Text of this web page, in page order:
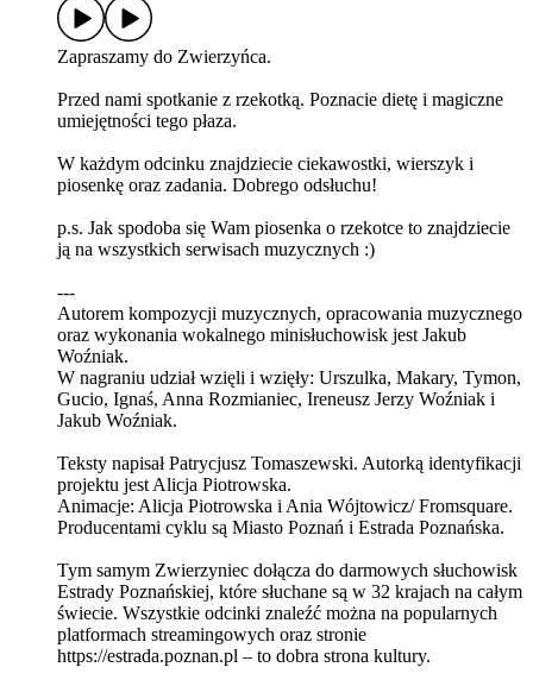
Zapraszamy do Zwierzyńca.
Przed nami spotkanie z rzekotką. Poznacie dietę i magiczne
umiejętności tego płaza.
W każdym odcinku znajdziecie ciekawostki, wierszyk i
piosenkę oraz zadania. Dobrego odsłuchu!
p.s. Jak spodoba się Wam piosenka o rzekotce to znajdziecie
ją na wszystkich serwisach muzycznych :)
---
Autorem kompozycji muzycznych, opracowania muzycznego
oraz wykonania wokalnego minisłuchowisk jest Jakub
Woźniak.
W nagraniu udział wzięli i wzięły: Urszulka, Makary, Tymon,
Gucio, Ignaś, Anna Rozmianiec, Ireneusz Jerzy Woźniak i
Jakub Woźniak.
Teksty napisał Patrycjusz Tomaszewski. Autorką identyfikacji
projektu jest Alicja Piotrowska.
Animacje: Alicja Piotrowska i Ania Wójtowicz/ Fromsquare.
Producentami cyklu są Miasto Poznań i Estrada Poznańska.
Tym samym Zwierzyniec dołącza do darmowych słuchowisk
Estrady Poznańskiej, które słuchane są w 32 krajach na całym
świecie. Wszystkie odcinki znaleźć można na popularnych
platformach streamingowych oraz stronie
https://estrada.poznan.pl – to dobra strona kultury.